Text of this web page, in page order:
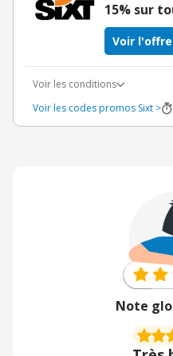
15% sur
Voir l'offre
Voir les conditions
Voir les codes promos Sixt >
Note